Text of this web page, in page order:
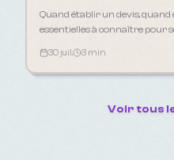
Quand établir un devis,
essentielles à connaître pour
30 juil. 3 min
Voir tous